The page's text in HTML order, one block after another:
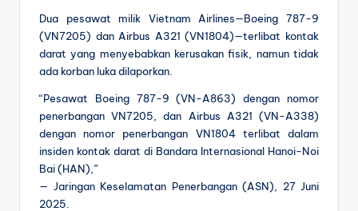
Dua pesawat milik Vietnam Airlines—Boeing 787-9
(VN7205) dan Airbus A321 (VN1804)—terlibat kontak
darat yang menyebabkan kerusakan fisik, namun tidak
ada korban luka dilaporkan.
“Pesawat Boeing 787-9 (VN-A863) dengan nomor
penerbangan VN7205, dan Airbus A321 (VN-A338)
dengan nomor penerbangan VN1804 terlibat dalam
insiden kontak darat di Bandara Internasional Hanoi-Noi
Bai (HAN),”
— Jaringan Keselamatan Penerbangan (ASN), 27 Juni
2025.